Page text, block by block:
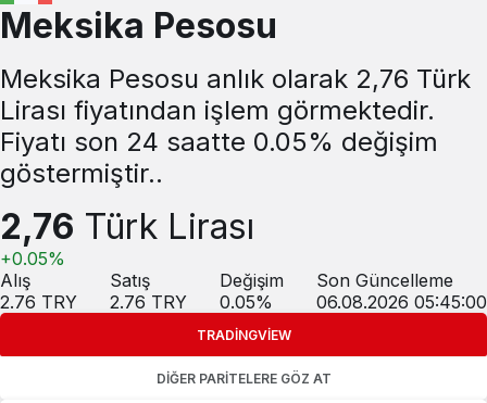
Meksika Pesosu
Meksika Pesosu anlık olarak 2,76 Türk
Lirası fiyatından işlem görmektedir.
Fiyatı son 24 saatte 0.05% değişim
göstermiştir..
2,76 Türk Lirası
+0.05%
Alış
2.76 TRY
Satış
2.76 TRY
Değişim
0.05%
Son Güncelleme
06.08.2026 05:45:00
TRADINGVIEW
DIĞER PARITELERE GÖZ AT